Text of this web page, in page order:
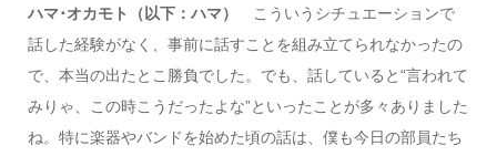
ハマ･オカモト（以下：ハマ）
こういうシチュエーションで
話した経験がなく、事前に話すことを組み立てられなかったの
で、本当の出たとこ勝負でした。でも、話していると“言われて
みりゃ、この時こうだったよな”といったことが多々ありました
ね。特に楽器やバンドを始めた頃の話は、僕も今日の部員たち